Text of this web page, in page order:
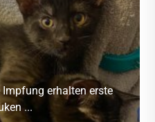
erhalten erste
...